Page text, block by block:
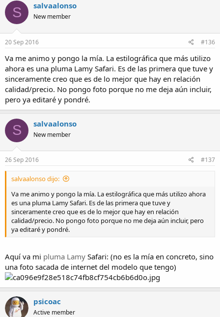
S salvaalonso
New member
20 Sep 2016 #136
Va me animo y pongo la mía. La estilográfica que más utilizo
ahora es una pluma Lamy Safari. Es de las primera que tuve y
sinceramente creo que es de lo mejor que hay en relación
calidad/precio. No pongo foto porque no me deja aún incluir,
pero ya editaré y pondré.
S salvaalonso
New member
26 Sep 2016 #137
salvaalonso dijo:
Va me animo y pongo la mía. La estilográfica que más utilizo ahora
es una pluma Lamy Safari. Es de las primera que tuve y
sinceramente creo que es de lo mejor que hay en relación
calidad/precio. No pongo foto porque no me deja aún incluir, pero
ya editaré y pondré.
Aquí va mi pluma Lamy Safari: (no es la mía en concreto, sino
una foto sacada de internet del modelo que tengo)
psicoac
Active member